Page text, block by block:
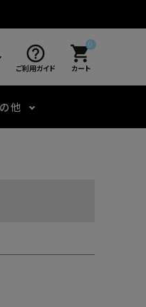
help_outline
ご利用ガイド
0
shopping_cart
カート
他